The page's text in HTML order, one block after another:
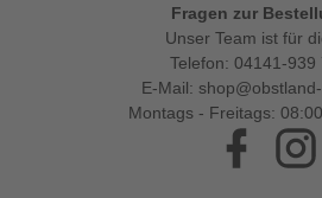
Fragen zur
Unser Team ist für
Telefon: 04141-939
E-Mail:
Montags - Freitags:
Facebook